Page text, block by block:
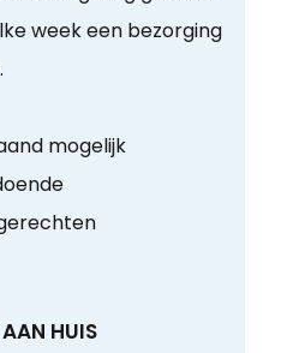
week een bezorging
mogelijk
HUIS